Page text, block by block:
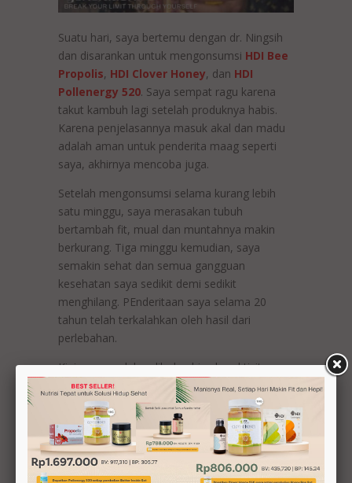
Suatu hari, saya bertemu dengan dr. Ningsih
dan disarankan untuk mengonsumsi HDI Bee
Propolis, HDI Clover Honey, dan HDI
Pollenergy 520. Saya sempat ragu karena
takut kambuh lagi setelah produknya habis.
Karena penjelasannya masuk akal dan madu
adalah aman untuk penderita maag seperti
saya, akhirnya mencoba juga.
Setelah mengonsumsi selama kurang lebih
satu minggu, saya merasakan tubuh
bertambah fit, mual dan muntahnya makin
berkurang. Tiga minggu kemudian, saya
semakin sehat dan semua gangguan
kesehatan saya sedikit demi sedikit
menghilang. PEnderitaan saya selama 20
tahun telah terkalahkan oleh hasil dari
perlebahan.
Kini, saya sudah pulih dan bisa beraktivitas
dengan lancar. Terima kasih HDI.